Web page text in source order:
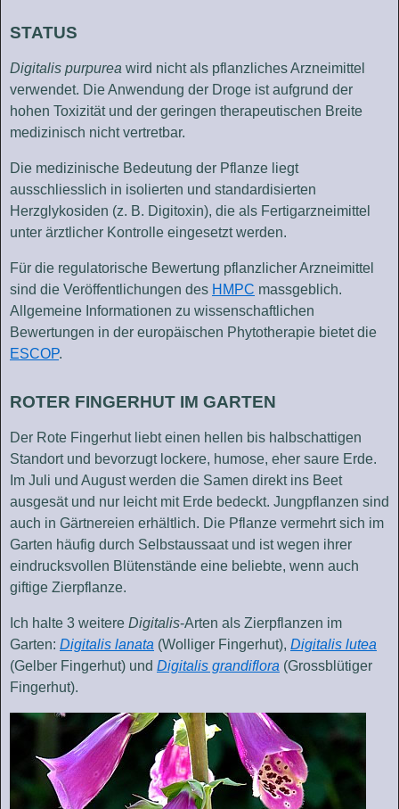
STATUS
Digitalis purpurea wird nicht als pflanzliches Arzneimittel
verwendet. Die Anwendung der Droge ist aufgrund der
hohen Toxizität und der geringen therapeutischen Breite
medizinisch nicht vertretbar.
Die medizinische Bedeutung der Pflanze liegt
ausschliesslich in isolierten und standardisierten
Herzglykosiden (z. B. Digitoxin), die als Fertigarzneimittel
unter ärztlicher Kontrolle eingesetzt werden.
Für die regulatorische Bewertung pflanzlicher Arzneimittel
sind die Veröffentlichungen des HMPC massgeblich.
Allgemeine Informationen zu wissenschaftlichen
Bewertungen in der europäischen Phytotherapie bietet die
ESCOP.
ROTER FINGERHUT IM GARTEN
Der Rote Fingerhut liebt einen hellen bis halbschattigen
Standort und bevorzugt lockere, humose, eher saure Erde.
Im Juli und August werden die Samen direkt ins Beet
ausgesät und nur leicht mit Erde bedeckt. Jungpflanzen sind
auch in Gärtnereien erhältlich. Die Pflanze vermehrt sich im
Garten häufig durch Selbstaussaat und ist wegen ihrer
eindrucksvollen Blütenstände eine beliebte, wenn auch
giftige Zierpflanze.
Ich halte 3 weitere Digitalis-Arten als Zierpflanzen im
Garten: Digitalis lanata (Wolliger Fingerhut), Digitalis lutea
(Gelber Fingerhut) und Digitalis grandiflora (Grossblütiger
Fingerhut).